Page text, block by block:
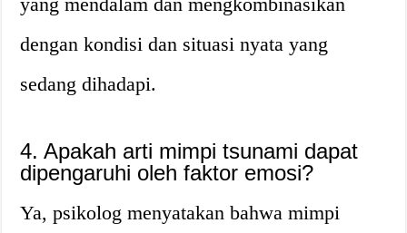
dengan kondisi dan situasi nyata yang
sedang dihadapi.
4. Apakah arti mimpi tsunami dapat
dipengaruhi oleh faktor emosi?
Ya, psikolog menyatakan bahwa mimpi